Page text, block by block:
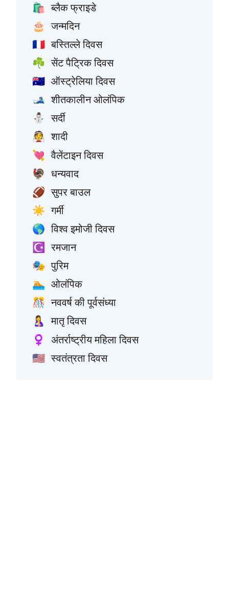
🛍️ ब्लैक फ्राइडे
🎂 जन्मदिन
🇫🇷 बस्तिल्ले दिवस
☘️ सेंट पैट्रिक दिवस
🇦🇺 ऑस्ट्रेलिया दिवस
🎿 शीतकालीन ओलंपिक
⛄ सर्दी
👰 शादी
💘 वैलेंटाइन दिवस
🦃 धन्यवाद
🏈 सुपर बाउल
☀️ गर्मी
🌎 विश्व इमोजी दिवस
☪️ रमजान
🎭 पुरिम
🏊 ओलंपिक
🎊 नववर्ष की पूर्वसंध्या
🤱 मातृ दिवस
♀️ अंतर्राष्ट्रीय महिला दिवस
🇺🇸 स्वतंत्रता दिवस